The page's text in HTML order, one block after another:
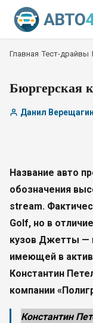
Главная /Тест-драйвы
Бюргерская
Данил Верещагин
Название авто
обозначения
stream.
Golf, но в
кузов Джетты —
имеющей в
Константин
компании
Константин